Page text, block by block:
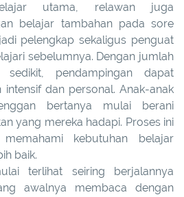
utama, relawan juga
belajar tambahan pada sore
pelengkap sekaligus penguat
sebelumnya. Dengan jumlah
pendampingan dapat
dan personal. Anak-anak
bertanya mulai berani
yang mereka hadapi. Proses ini
kebutuhan belajar
baik.
terlihat seiring berjalannya
awalnya membaca dengan